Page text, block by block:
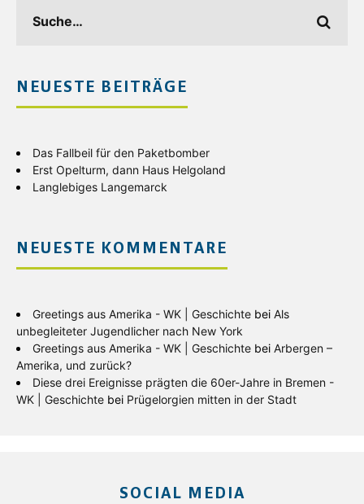
NEUESTE BEITRÄGE
Das Fallbeil für den Paketbomber
Erst Opelturm, dann Haus Helgoland
Langlebiges Langemarck
NEUESTE KOMMENTARE
Greetings aus Amerika - WK | Geschichte bei Als
unbegleiteter Jugendlicher nach New York
Greetings aus Amerika - WK | Geschichte bei Arbergen –
Amerika, und zurück?
Diese drei Ereignisse prägten die 60er-Jahre in Bremen -
WK | Geschichte bei Prügelorgien mitten in der Stadt
SOCIAL MEDIA